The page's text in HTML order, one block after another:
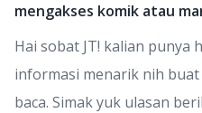
mengakses komik atau
Hai sobat JT! kalian punya
informasi menarik nih
baca. Simak yuk ulasan